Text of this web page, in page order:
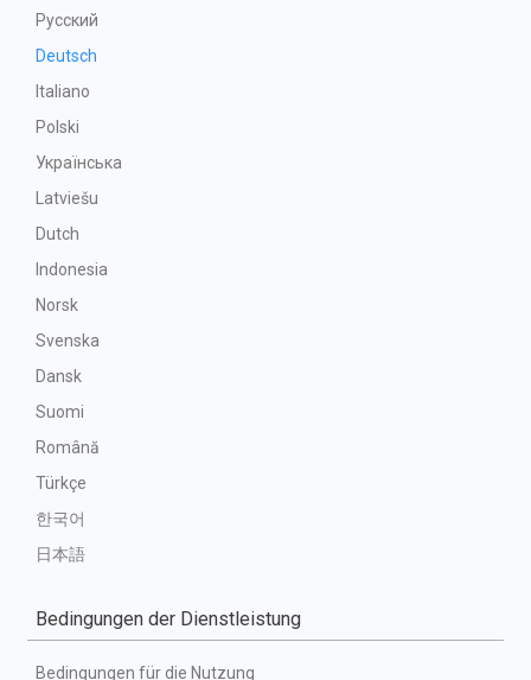
Русский
Deutsch
Italiano
Polski
Українська
Latviešu
Dutch
Indonesia
Norsk
Svenska
Dansk
Suomi
Română
Türkçe
한국어
日本語
Bedingungen der Dienstleistung
Bedingungen für die Nutzung